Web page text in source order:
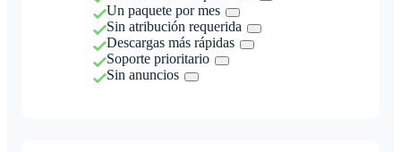
Un paquete por mes
Sin atribución requerida
Descargas más rápidas
Soporte prioritario
Sin anuncios